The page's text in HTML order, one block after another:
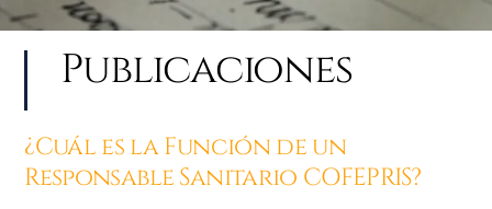
Publicaciones
¿Cuál es la Función de un
Responsable Sanitario COFEPRIS?